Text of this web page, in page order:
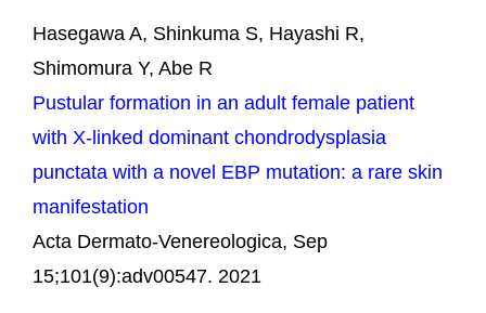
Hasegawa A, Shinkuma S, Hayashi R,
Shimomura Y, Abe R
Pustular formation in an adult female patient
with X-linked dominant chondrodysplasia
punctata with a novel EBP mutation: a rare skin
manifestation
Acta Dermato-Venereologica, Sep
15;101(9):adv00547. 2021